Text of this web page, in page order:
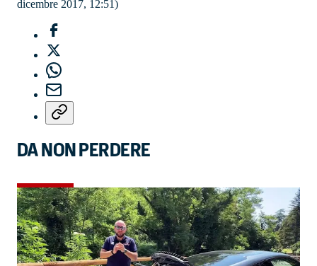
dicembre 2017, 12:51)
DA NON PERDERE